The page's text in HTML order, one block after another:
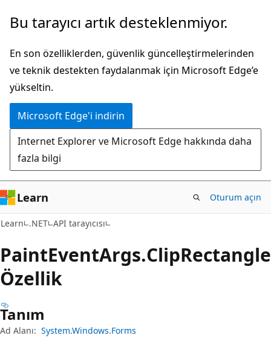
Ana
atla
Sayfa
gezintiye
atla
Bu tarayıcı artık desteklenmiyor.
En son özelliklerden, güvenlik güncelleştirmelerinden
ve teknik destekten faydalanmak için Microsoft Edge’e
yükseltin.
Microsoft Edge'i indirin
Internet Explorer ve Microsoft Edge hakkında daha
fazla bilgi
Learn Oturum açın
Learn .NET API tarayıcısı
PaintEventArgs.ClipRectangle
Özellik
Tanım
Ad Alanı: System.Windows.Forms